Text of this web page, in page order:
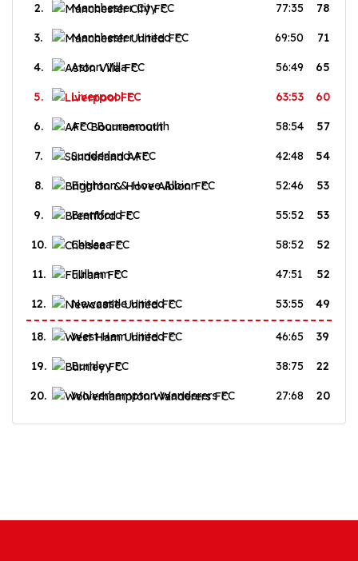
2. Manchester City FC 77:35 78
3. Manchester United FC 69:50 71
4. Aston Villa FC 56:49 65
5. Liverpool FC 63:53 60
6. AFC Bournemouth 58:54 57
7. Sunderland AFC 42:48 54
8. Brighton & Hove Albion FC 52:46 53
9. Brentford FC 55:52 53
10. Chelsea FC 58:52 52
11. Fulham FC 47:51 52
12. Newcastle United FC 53:55 49
18. West Ham United FC 46:65 39
19. Burnley FC 38:75 22
20. Wolverhampton Wanderers FC 27:68 20